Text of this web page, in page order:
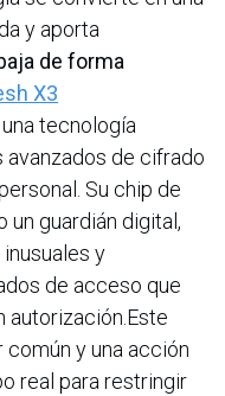
y aporta
de forma
X3
una tecnología
avanzados de cifrado
Su chip de
guardián digital,
y
de acceso que
autorización.Este
y una acción
real para restringir